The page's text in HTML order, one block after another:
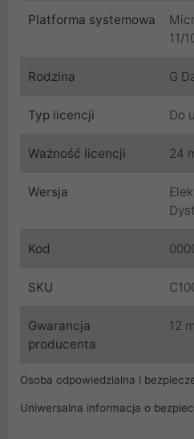
Platforma systemowa
11/
Rodzina G
Typ licencji Do
Ważność licencji 24
Wersja
Kod
SKU
Gwarancja
producenta
12
Osoba odpowiedzialna i
Uniwersalna informacja o